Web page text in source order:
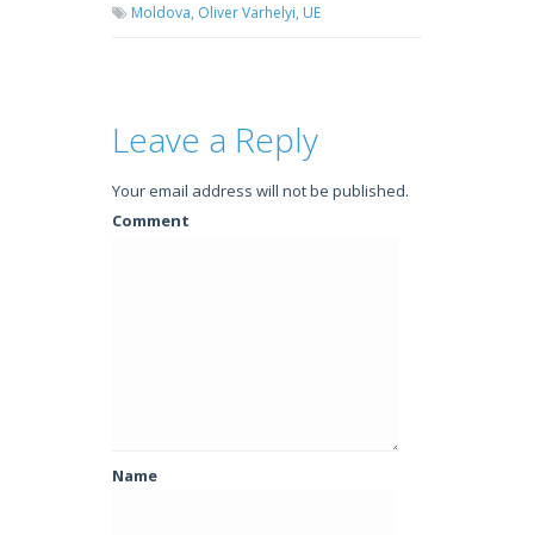
Moldova, Oliver Varhelyi, UE
Leave a Reply
Your email address will not be published.
Comment
Name